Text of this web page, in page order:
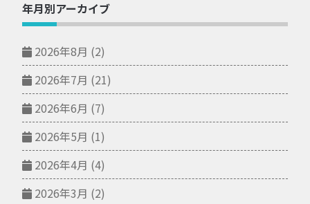
年月別アーカイブ
2026年8月 (2)
2026年7月 (21)
2026年6月 (7)
2026年5月 (1)
2026年4月 (4)
2026年3月 (2)